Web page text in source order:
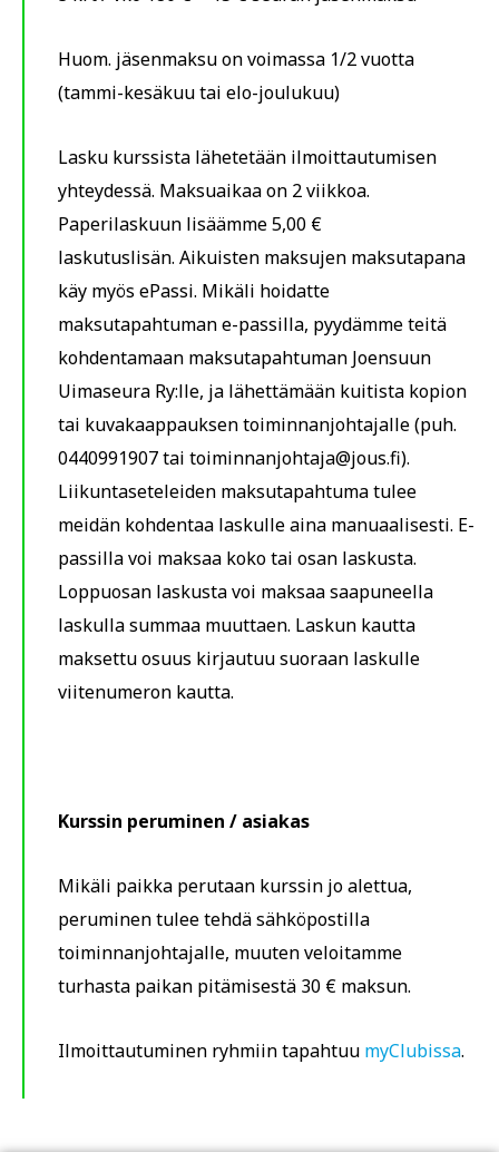
Huom. jäsenmaksu on voimassa 1/2 vuotta
(tammi-kesäkuu tai elo-joulukuu)
Lasku kurssista lähetetään ilmoittautumisen
yhteydessä. Maksuaikaa on 2 viikkoa.
Paperilaskuun lisäämme 5,00 €
laskutuslisän. Aikuisten maksujen maksutapana
käy myös ePassi. Mikäli hoidatte
maksutapahtuman e-passilla, pyydämme teitä
kohdentamaan maksutapahtuman Joensuun
Uimaseura Ry:lle, ja lähettämään kuitista kopion
tai kuvakaappauksen toiminnanjohtajalle (puh.
0440991907 tai toiminnanjohtaja@jous.fi).
Liikuntaseteleiden maksutapahtuma tulee
meidän kohdentaa laskulle aina manuaalisesti. E-
passilla voi maksaa koko tai osan laskusta.
Loppuosan laskusta voi maksaa saapuneella
laskulla summaa muuttaen. Laskun kautta
maksettu osuus kirjautuu suoraan laskulle
viitenumeron kautta.
Kurssin peruminen / asiakas
Mikäli paikka perutaan kurssin jo alettua,
peruminen tulee tehdä sähköpostilla
toiminnanjohtajalle, muuten veloitamme
turhasta paikan pitämisestä 30 € maksun.
Ilmoittautuminen ryhmiin tapahtuu myClubissa.